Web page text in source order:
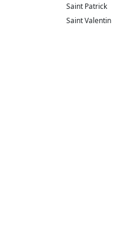
Saint Patrick
Saint Valentin